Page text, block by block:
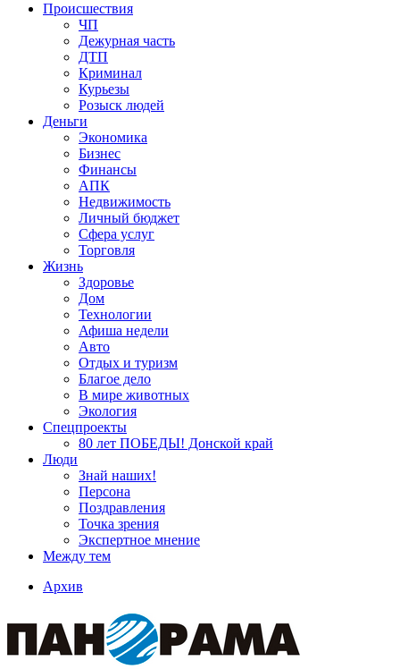
Происшествия
ЧП
Дежурная часть
ДТП
Криминал
Курьезы
Розыск людей
Деньги
Экономика
Бизнес
Финансы
АПК
Недвижимость
Личный бюджет
Сфера услуг
Торговля
Жизнь
Здоровье
Дом
Технологии
Афиша недели
Авто
Отдых и туризм
Благое дело
В мире животных
Экология
Спецпроекты
80 лет ПОБЕДЫ! Донской край
Люди
Знай наших!
Персона
Поздравления
Точка зрения
Экспертное мнение
Между тем
Архив